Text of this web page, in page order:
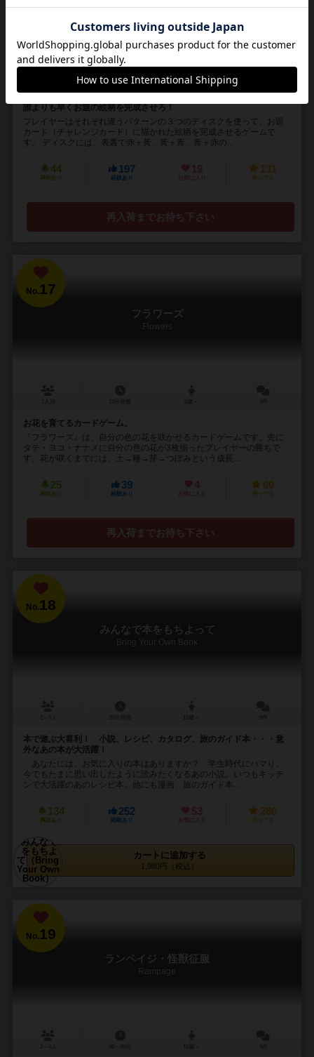
Magic Mandala
10～15分 6歳～
誰よりも早くお題の絵柄を完成させろ！
プレイヤーはそれぞれ違うパターンの３つのディスクを使って、お題
カード（チャレンジカード）に描かれた絵柄を完成させるゲームで
す。 ディスクには、表裏で赤＋黃、黃＋青、青＋赤の...
44
興味あり
197
経験あり
19
お気に入り
131
持ってる
再入荷までお待ち下さい
No.17
フラワーズ
Flowers
お花を育てるカードゲーム。
『フラワーズ』は、自分の色の花を咲かせるカードゲームです。先に
タテ・ヨコ・ナナメに自分の色の花が3枚揃ったプレイヤーの勝ちで
す。花が咲くまでには、土→種→芽→つぼみという成長...
25
興味あり
39
経験あり
4
お気に入り
60
持ってる
再入荷までお待ち下さい
No.18
みんなで本をもちよって
Bring Your Own Book
本で遊ぶ大喜利！ 小説、レシピ、カタログ、旅のガイド本・・・意
外なあの本が大活躍！
あなたには、お気に入りの本はありますか？ 学生時代にハマり、
今でもたまに思い出したように読みたくなるあの小説。いつもキッチ
ンで大活躍のあのレシピ本。他にも漫画、旅のガイド本...
134
興味あり
252
経験あり
53
お気に入り
280
持ってる
カートに追加する
1,980円（税込）
No.19
ランペイジ・怪獣征服
Rampage